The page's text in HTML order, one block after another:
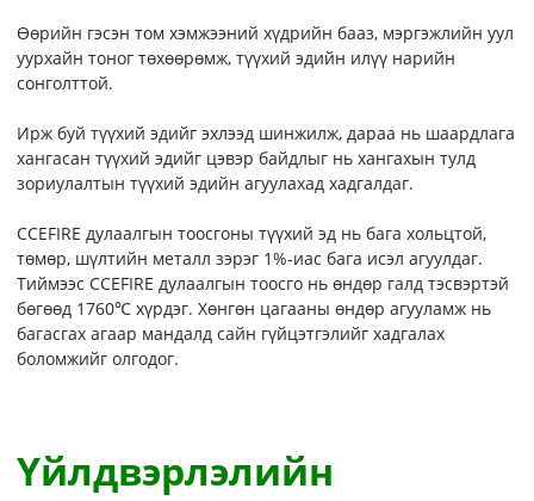
Өөрийн гэсэн том хэмжээний хүдрийн бааз, мэргэжлийн уул
уурхайн тоног төхөөрөмж, түүхий эдийн илүү нарийн
сонголттой.
Ирж буй түүхий эдийг эхлээд шинжилж, дараа нь шаардлага
хангасан түүхий эдийг цэвэр байдлыг нь хангахын тулд
зориулалтын түүхий эдийн агуулахад хадгалдаг.
CCEFIRE дулаалгын тоосгоны түүхий эд нь бага хольцтой,
төмөр, шүлтийн металл зэрэг 1%-иас бага исэл агуулдаг.
Тиймээс CCEFIRE дулаалгын тоосго нь өндөр галд тэсвэртэй
бөгөөд 1760℃ хүрдэг. Хөнгөн цагааны өндөр агууламж нь
багасгах агаар мандалд сайн гүйцэтгэлийг хадгалах
боломжийг олгодог.
Үйлдвэрлэлийн